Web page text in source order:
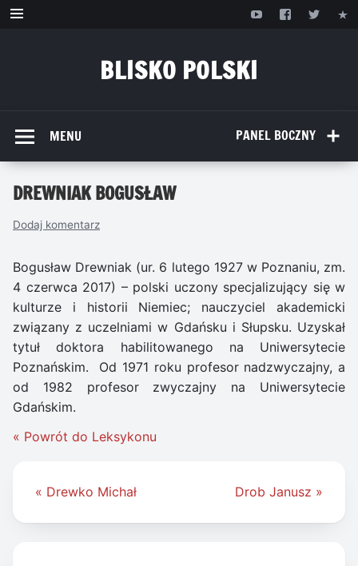
Przejdź
BLISKO POLSKI
PANEL BOCZNY
MENU
DREWNIAK BOGUSŁAW
Dodaj komentarz
Bogusław Drewniak (ur. 6 lutego 1927 w Poznaniu, zm.
4 czerwca 2017) – polski uczony specjalizujący się w
kulturze i historii Niemiec; nauczyciel akademicki
związany z uczelniami w Gdańsku i Słupsku. Uzyskał
tytuł doktora habilitowanego na Uniwersytecie
Poznańskim. Od 1971 roku profesor nadzwyczajny, a
od 1982 profesor zwyczajny na Uniwersytecie
Gdańskim.
« Powrót do Leksykonu
Nawigacja
« Drewko Michał Drob Janusz »